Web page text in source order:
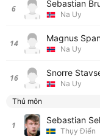
6 Sebastian
Na Uy
14 Magnus
Na Uy
16 Snorre
Na Uy
Thủ môn
1 Sebastian
Thụy Điển